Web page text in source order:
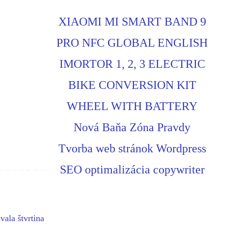
štvrtina
XIAOMI MI SMART BAND 9
PRO NFC GLOBAL ENGLISH
IMORTOR 1, 2, 3 ELECTRIC
BIKE CONVERSION KIT
WHEEL WITH BATTERY
Nová Baňa Zóna Pravdy
Tvorba web stránok Wordpress
SEO optimalizácia copywriter